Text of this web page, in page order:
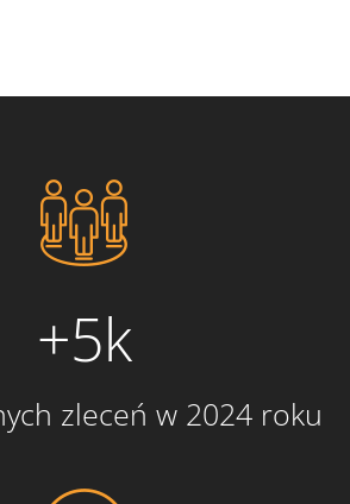
+5k
zleceń w 2024 roku